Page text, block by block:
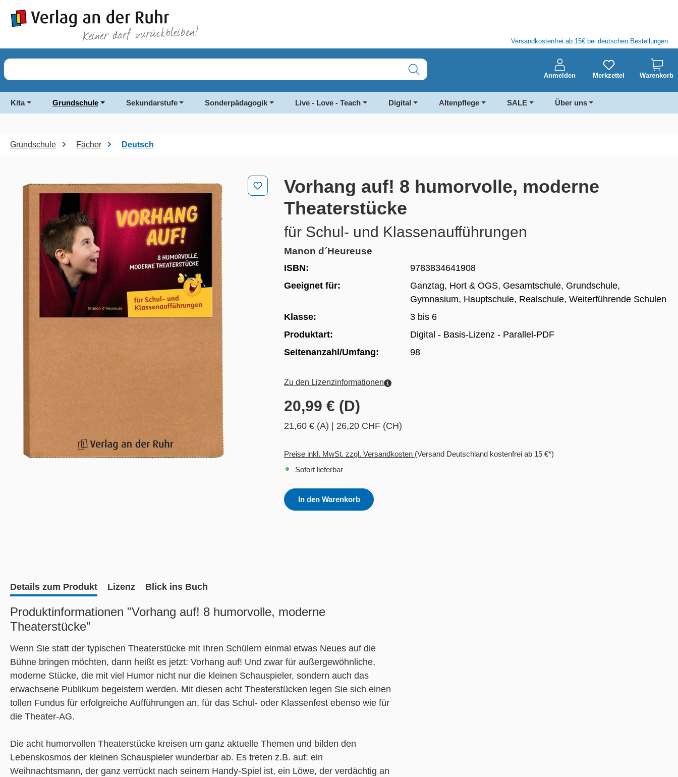
Zur Hauptnavigation springen
Versandkostenfrei ab 15€ bei deutschen Bestellungen
Anmelden Merkzettel Warenkorb
Kita Grundschule Sekundarstufe Sonderpädagogik Live - Love - Teach Digital Altenpflege SALE Über uns
Grundschule Fächer Deutsch
Bildergalerie überspringen
Vorhang auf! 8 humorvolle, moderne
Theaterstücke
für Schul- und Klassenaufführungen
Manon d´Heureuse
ISBN:
9783834641908
Geeignet für:
Ganztag, Hort & OGS, Gesamtschule, Grundschule,
Gymnasium, Hauptschule, Realschule, Weiterführende Schulen
Klasse:
3 bis 6
Produktart:
Digital - Basis-Lizenz - Parallel-PDF
Seitenanzahl/Umfang:
98
Zu den Lizenzinformationen
20,99 € (D)
21,60 € (A) 26,20 CHF (CH)
Preise inkl. MwSt. zzgl. Versandkosten (Versand Deutschland kostenfrei ab 15 €*)
Sofort lieferbar
In den Warenkorb
Details zum Produkt Lizenz Blick ins Buch
Produktinformationen "Vorhang auf! 8 humorvolle, moderne
Theaterstücke"
Wenn Sie statt der typischen Theaterstücke mit Ihren Schülern einmal etwas Neues auf die
Bühne bringen möchten, dann heißt es jetzt: Vorhang auf! Und zwar für außergewöhnliche,
moderne Stücke, die mit viel Humor nicht nur die kleinen Schauspieler, sondern auch das
erwachsene Publikum begeistern werden. Mit diesen acht Theaterstücken legen Sie sich einen
tollen Fundus für erfolgreiche Aufführungen an, für das Schul- oder Klassenfest ebenso wie für
die Theater-AG.
Die acht humorvollen Theaterstücke kreisen um ganz aktuelle Themen und bilden den
Lebenskosmos der kleinen Schauspieler wunderbar ab. Es treten z.B. auf: ein
Weihnachtsmann, der ganz verrückt nach seinem Handy-Spiel ist, ein Löwe, der verdächtig an